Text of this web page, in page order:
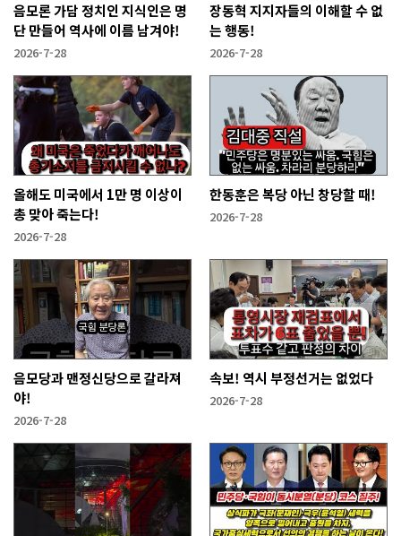
음모론 가담 정치인 지식인은 명
단 만들어 역사에 이름 남겨야!
2026-7-28
장동혁 지지자들의 이해할 수 없
는 행동!
2026-7-28
올해도 미국에서 1만 명 이상이
총 맞아 죽는다!
2026-7-28
한동훈은 복당 아닌 창당할 때!
2026-7-28
음모당과 맨정신당으로 갈라져
야!
2026-7-28
속보! 역시 부정선거는 없었다
2026-7-28